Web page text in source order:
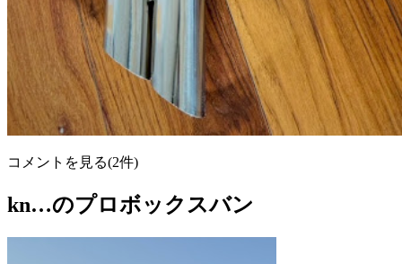
コメントを見る(2件)
kn…のプロボックスバン